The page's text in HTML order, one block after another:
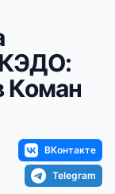
КЭДО:
Коман
ВКонтакте
Telegram